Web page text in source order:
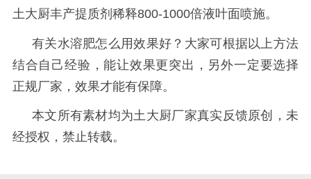
土大厨丰产提质剂稀释800-1000倍液叶面喷施。
有关水溶肥怎么用效果好？大家可根据以上方法
结合自己经验，能让效果更突出，另外一定要选择
正规厂家，效果才能有保障。
本文所有素材均为土大厨厂家真实反馈原创，未
经授权，禁止转载。